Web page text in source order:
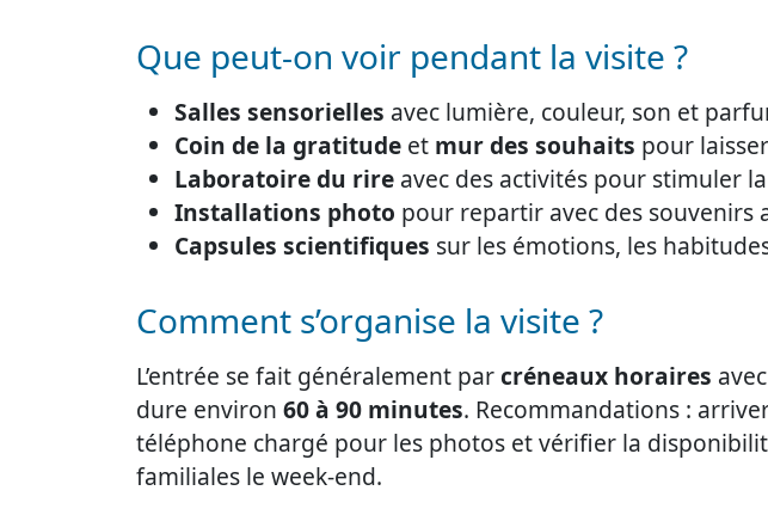
Que peut-on voir pendant la visite ?
Salles sensorielles avec lumière, couleur, son et
Coin de la gratitude et mur des souhaits pour
Laboratoire du rire avec des activités pour stimuler
Installations photo pour repartir avec des souvenirs
Capsules scientifiques sur les émotions, les
Comment s’organise la visite ?
L’entrée se fait généralement parcréneaux horaires
dure environ 60 à 90 minutes. Recommandations :
téléphone chargé pour les photos et vérifier la
familiales le week-end.